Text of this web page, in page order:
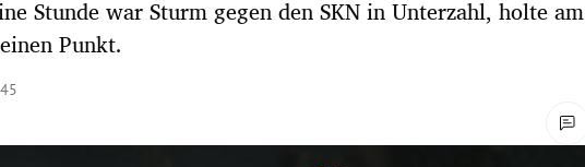
Stunde war Sturm gegen den SKN in Unterzahl, holte am
Punkt.